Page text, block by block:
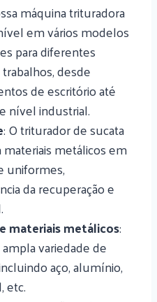
máquina trituradora
em vários modelos
para diferentes
desde
de escritório até
nível industrial.
: O triturador de sucata
metálicos em
uniformes,
da recuperação e
materiais metálicos:
variedade de
aço, alumínio,
etc.